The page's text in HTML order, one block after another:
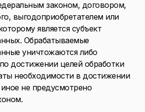
законом, договором,
выгодоприобретателем или
является субъект
Обрабатываемые
уничтожаются либо
достижении целей обработки
необходимости в достижении
не предусмотрено